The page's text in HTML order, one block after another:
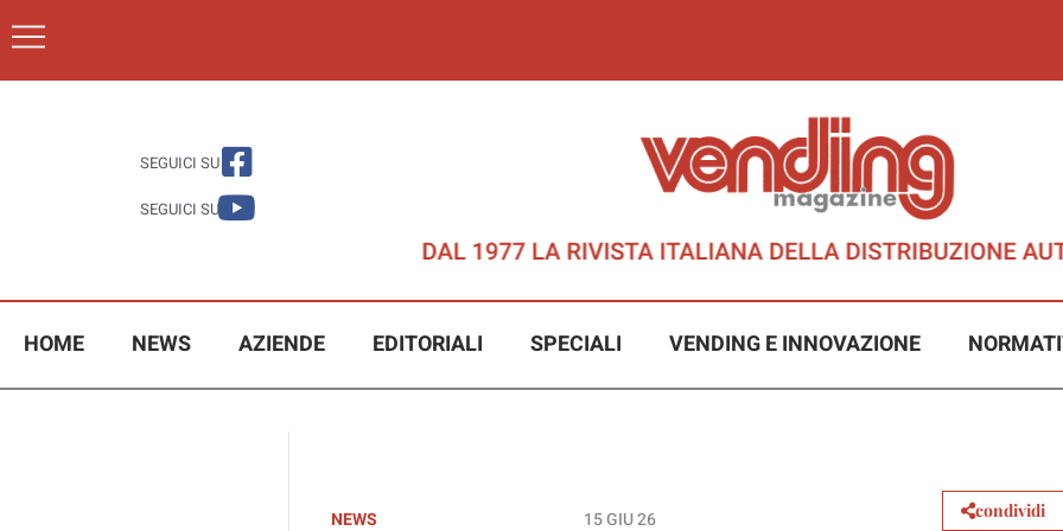
SEGUICI SU
SEGUICI SU
HOME NEWS AZIENDE EDITORIALI SPECIALI VENDING E INNOVAZIONE
NEWS 15 GIU 26 condividi